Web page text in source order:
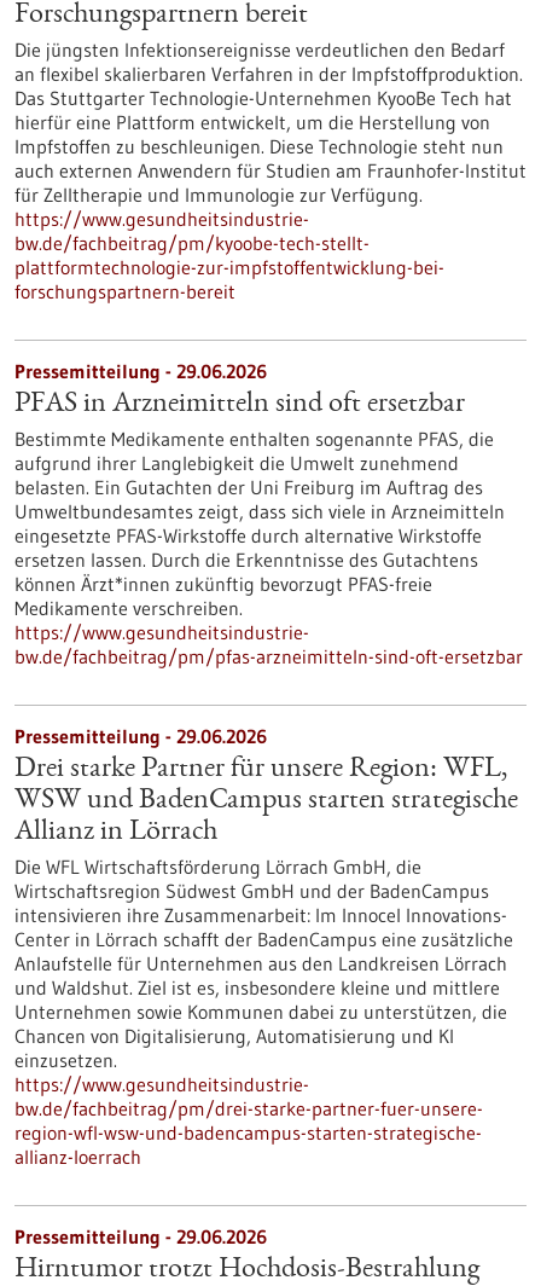
Forschungspartnern bereit
Die jüngsten Infektionsereignisse verdeutlichen den Bedarf
an flexibel skalierbaren Verfahren in der Impfstoffproduktion.
Das Stuttgarter Technologie-Unternehmen KyooBe Tech hat
hierfür eine Plattform entwickelt, um die Herstellung von
Impfstoffen zu beschleunigen. Diese Technologie steht nun
auch externen Anwendern für Studien am Fraunhofer-Institut
für Zelltherapie und Immunologie zur Verfügung.
https://www.gesundheitsindustrie-
bw.de/fachbeitrag/pm/kyoobe-tech-stellt-
plattformtechnologie-zur-impfstoffentwicklung-bei-
forschungspartnern-bereit
Pressemitteilung - 29.06.2026
PFAS in Arzneimitteln sind oft ersetzbar
Bestimmte Medikamente enthalten sogenannte PFAS, die
aufgrund ihrer Langlebigkeit die Umwelt zunehmend
belasten. Ein Gutachten der Uni Freiburg im Auftrag des
Umweltbundesamtes zeigt, dass sich viele in Arzneimitteln
eingesetzte PFAS-Wirkstoffe durch alternative Wirkstoffe
ersetzen lassen. Durch die Erkenntnisse des Gutachtens
können Ärzt*innen zukünftig bevorzugt PFAS-freie
Medikamente verschreiben.
https://www.gesundheitsindustrie-
bw.de/fachbeitrag/pm/pfas-arzneimitteln-sind-oft-ersetzbar
Pressemitteilung - 29.06.2026
Drei starke Partner für unsere Region: WFL,
WSW und BadenCampus starten strategische
Allianz in Lörrach
Die WFL Wirtschaftsförderung Lörrach GmbH, die
Wirtschaftsregion Südwest GmbH und der BadenCampus
intensivieren ihre Zusammenarbeit: Im Innocel Innovations-
Center in Lörrach schafft der BadenCampus eine zusätzliche
Anlaufstelle für Unternehmen aus den Landkreisen Lörrach
und Waldshut. Ziel ist es, insbesondere kleine und mittlere
Unternehmen sowie Kommunen dabei zu unterstützen, die
Chancen von Digitalisierung, Automatisierung und KI
einzusetzen.
https://www.gesundheitsindustrie-
bw.de/fachbeitrag/pm/drei-starke-partner-fuer-unsere-
region-wfl-wsw-und-badencampus-starten-strategische-
allianz-loerrach
Pressemitteilung - 29.06.2026
Hirntumor trotzt Hochdosis-Bestrahlung